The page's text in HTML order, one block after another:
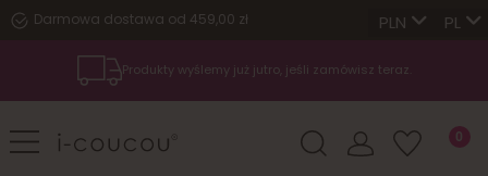
Darmowa dostawa od 459,00 zł
Produkty wyślemy już jutro, jeśli zamówisz teraz.
PL